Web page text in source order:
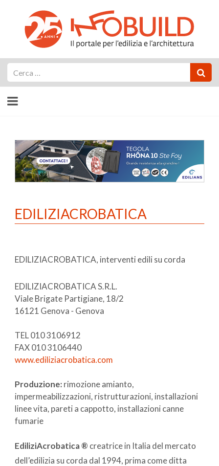
EDILIZIACROBATICA
EDILIZIACROBATICA, interventi edili su corda
EDILIZIACROBATICA S.R.L.
Viale Brigate Partigiane, 18/2
16121 Genova - Genova
TEL 010 3106912
FAX 010 3106440
www.ediliziacrobatica.com
Produzione: rimozione amianto,
impermeabilizzazioni, ristrutturazioni, installazioni
linee vita, pareti a cappotto, installazioni canne
fumarie
EdiliziAcrobatica ® creatrice in Italia del mercato
dell’edilizia su corda dal 1994, prima come ditta